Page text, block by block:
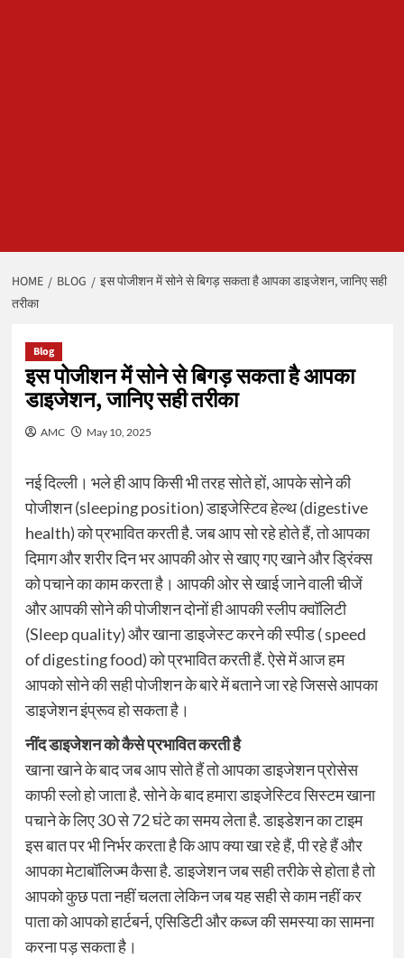
HOME BLOG
इस पोजीशन में सोने से बिगड़ सकता है आपका डाइजेशन, जानिए सही
तरीका
Blog
इस पोजीशन में सोने से बिगड़ सकता है आपका
डाइजेशन, जानिए सही तरीका
AMC May 10, 2025
नई दिल्ली। भले ही आप किसी भी तरह सोते हों, आपके सोने की
पोजीशन (sleeping position) डाइजेस्टिव हेल्थ (digestive
health) को प्रभावित करती है. जब आप सो रहे होते हैं, तो आपका
दिमाग और शरीर दिन भर आपकी ओर से खाए गए खाने और ड्रिंक्स
को पचाने का काम करता है। आपकी ओर से खाई जाने वाली चीजें
और आपकी सोने की पोजीशन दोनों ही आपकी स्लीप क्वॉलिटी
(Sleep quality) और खाना डाइजेस्ट करने की स्पीड ( speed
of digesting food) को प्रभावित करती हैं. ऐसे में आज हम
आपको सोने की सही पोजीशन के बारे में बताने जा रहे जिससे आपका
डाइजेशन इंप्रूव हो सकता है।
नींद डाइजेशन को कैसे प्रभावित करती है
खाना खाने के बाद जब आप सोते हैं तो आपका डाइजेशन प्रोसेस
काफी स्लो हो जाता है. सोने के बाद हमारा डाइजेस्टिव सिस्टम खाना
पचाने के लिए 30 से 72 घंटे का समय लेता है. डाइडेशन का टाइम
इस बात पर भी निर्भर करता है कि आप क्या खा रहे हैं, पी रहे हैं और
आपका मेटाबॉलिज्म कैसा है. डाइजेशन जब सही तरीके से होता है तो
आपको कुछ पता नहीं चलता लेकिन जब यह सही से काम नहीं कर
पाता को आपको हार्टबर्न, एसिडिटी और कब्ज की समस्या का सामना
करना पड़ सकता है।